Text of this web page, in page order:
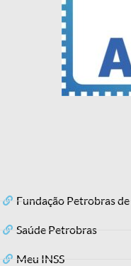
Fundação Petrobras
Saúde Petrobras
Meu INSS